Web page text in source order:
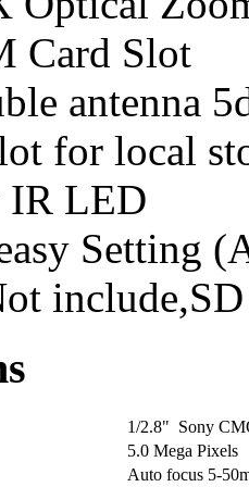
Card Slot
antenna
for local
IR LED
Setting
1/2.8" Sony
5.0 Mega Pixels
Auto focus 5-